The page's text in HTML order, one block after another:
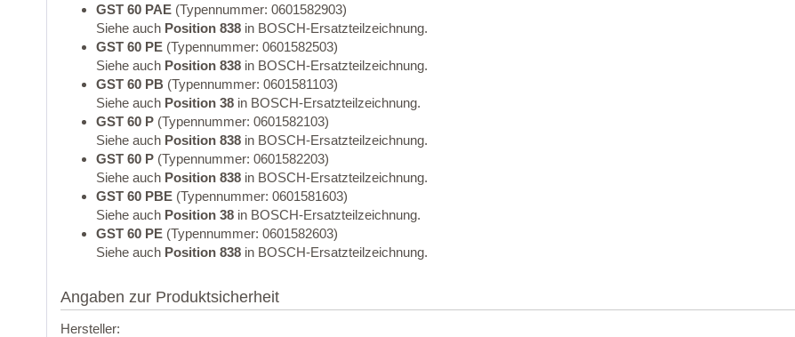
GST 60 PAE (Typennummer: 0601582903)
Siehe auch Position 838 in BOSCH-Ersatzteilzeichnung.
GST 60 PE (Typennummer: 0601582503)
Siehe auch Position 838 in BOSCH-Ersatzteilzeichnung.
GST 60 PB (Typennummer: 0601581103)
Siehe auch Position 38 in BOSCH-Ersatzteilzeichnung.
GST 60 P (Typennummer: 0601582103)
Siehe auch Position 838 in BOSCH-Ersatzteilzeichnung.
GST 60 P (Typennummer: 0601582203)
Siehe auch Position 838 in BOSCH-Ersatzteilzeichnung.
GST 60 PBE (Typennummer: 0601581603)
Siehe auch Position 38 in BOSCH-Ersatzteilzeichnung.
GST 60 PE (Typennummer: 0601582603)
Siehe auch Position 838 in BOSCH-Ersatzteilzeichnung.
Angaben zur Produktsicherheit
Hersteller: